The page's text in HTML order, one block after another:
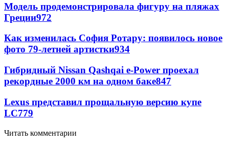
Модель продемонстрировала фигуру на пляжах
Греции972
Как изменилась София Ротару: появилось новое
фото 79-летней артистки934
Гибридный Nissan Qashqai e-Power проехал
рекордные 2000 км на одном баке847
Lexus представил прощальную версию купе
LC779
Читать комментарии